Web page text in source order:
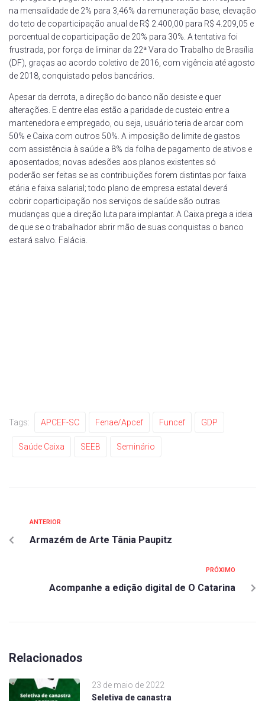
na mensalidade de 2% para 3,46% da remuneração base, elevação
do teto de coparticipação anual de R$ 2.400,00 para R$ 4.209,05 e
porcentual de coparticipação de 20% para 30%. A tentativa foi
frustrada, por força de liminar da 22ª Vara do Trabalho de Brasília
(DF), graças ao acordo coletivo de 2016, com vigência até agosto
de 2018, conquistado pelos bancários.
Apesar da derrota, a direção do banco não desiste e quer
alterações. E dentre elas estão a paridade de custeio entre a
mantenedora e empregado, ou seja, usuário teria de arcar com
50% e Caixa com outros 50%. A imposição de limite de gastos
com assistência à saúde a 8% da folha de pagamento de ativos e
aposentados; novas adesões aos planos existentes só
poderão ser feitas se as contribuições forem distintas por faixa
etária e faixa salarial; todo plano de empresa estatal deverá
cobrir coparticipação nos serviços de saúde são outras
mudanças que a direção luta para implantar. A Caixa prega a ideia
de que se o trabalhador abrir mão de suas conquistas o banco
estará salvo. Falácia.
Tags: APCEF-SC Fenae/Apcef Funcef GDP
Saúde Caixa SEEB Seminário
ANTERIOR
Armazém de Arte Tânia Paupitz
PRÓXIMO
Acompanhe a edição digital de O Catarina
Relacionados
23 de maio de 2022
Seletiva de canastra